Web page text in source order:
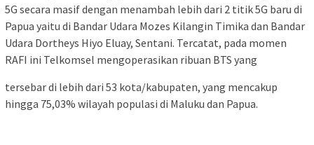
5G secara masif dengan menambah lebih dari 2 titik 5G baru di
Papua yaitu di Bandar Udara Mozes Kilangin Timika dan Bandar
Udara Dortheys Hiyo Eluay, Sentani. Tercatat, pada momen
RAFI ini Telkomsel mengoperasikan ribuan BTS yang
tersebar di lebih dari 53 kota/kabupaten, yang mencakup
hingga 75,03% wilayah populasi di Maluku dan Papua.